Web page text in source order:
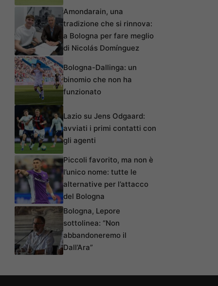
Amondarain, una
tradizione che si rinnova:
a Bologna per fare meglio
di Nicolás Domínguez
Bologna-Dallinga: un
binomio che non ha
funzionato
Lazio su Jens Odgaard:
avviati i primi contatti con
gli agenti
Piccoli favorito, ma non è
l’unico nome: tutte le
alternative per l’attacco
del Bologna
Bologna, Lepore
sottolinea: “Non
abbandoneremo il
Dall’Ara”